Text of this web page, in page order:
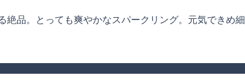
絶品。とっても爽やかなスパークリング。元気できめ細